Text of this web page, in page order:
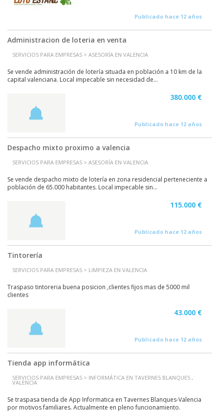
Publicado hace 12 años
Administracion de loteria en venta
SERVICIOS PARA EMPRESAS > ASESORÍA EN VALENCIA
Se vende administración de lotería situada en población a 10 km de la
capital valenciana. Local impecable sin necesidad de...
380.000 €
Publicado hace 12 años
Despacho mixto proximo a valencia
SERVICIOS PARA EMPRESAS > ASESORÍA EN VALENCIA
Se vende despacho mixto de lotería en zona residencial perteneciente a
población de 65.000 habitantes. Local impecable sin...
115.000 €
Publicado hace 12 años
Tintorería
SERVICIOS PARA EMPRESAS > LIMPIEZA EN VALENCIA
Traspaso tintoreria buena posicion ,clientes fijos mas de 5000 mil
clientes
43.000 €
Publicado hace 12 años
Tienda app informática
SERVICIOS PARA EMPRESAS > INFORMÁTICA EN TAVERNES BLANQUES ,
VALENCIA
Se traspasa tienda de App Informatica en Tavernes Blanques-Valencia
por motivos familiares. Actualmente en pleno funcionamiento.